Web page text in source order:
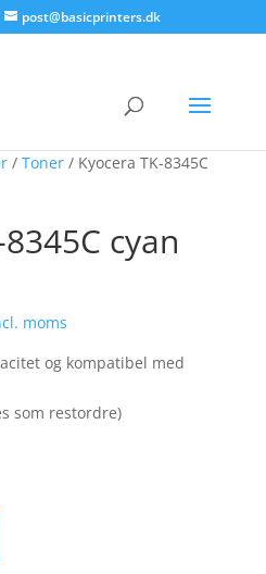
post@basicprinters.dk
/ Toner/ Kyocera TK-8345C
cyan
moms
og kompatibel med
som restordre)